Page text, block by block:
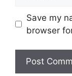
Save my
browser